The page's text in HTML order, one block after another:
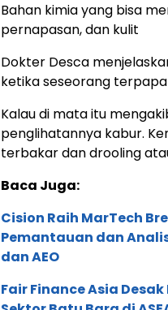
Bahan kimia yang bisa
pernapasan, dan kulit
Dokter Desca
ketika seseorang
Kalau di mata itu
penglihatannya kabur.
terbakar dan drooling
Baca Juga:
Cision Raih MarTech
Pemantauan dan
dan AEO
Fair Finance Asia